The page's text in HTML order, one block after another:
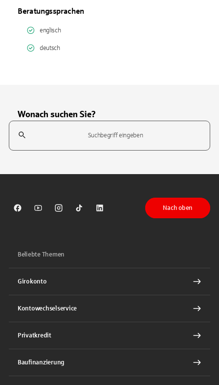
Beratungssprachen
englisch
deutsch
Wonach suchen Sie?
Suchfeld
Sparkasse auf Facebook
Sparkasse auf Youtube
Sparkasse auf Instagram
Sparkasse auf TikTok
Sparkasse auf LinkedIn
Nach oben
Beliebte Themen
Girokonto
Kontowechselservice
Privatkredit
Baufinanzierung